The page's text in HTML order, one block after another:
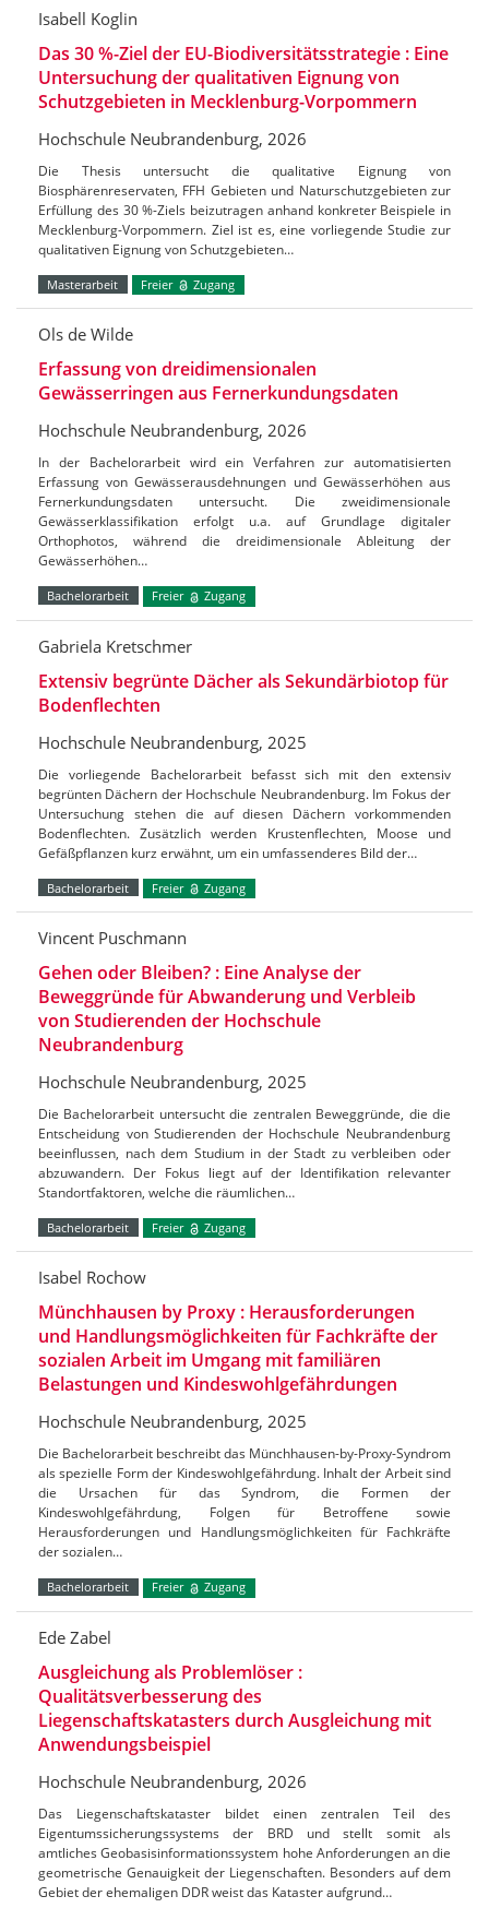
Isabell Koglin
Das 30 %-Ziel der EU-Biodiversitätsstrategie : Eine
Untersuchung der qualitativen Eignung von
Schutzgebieten in Mecklenburg-Vorpommern
Hochschule Neubrandenburg, 2026
Die Thesis untersucht die qualitative Eignung von
Biosphärenreservaten, FFH Gebieten und Naturschutzgebieten zur
Erfüllung des 30 %-Ziels beizutragen anhand konkreter Beispiele in
Mecklenburg-Vorpommern. Ziel ist es, eine vorliegende Studie zur
qualitativen Eignung von Schutzgebieten…
Masterarbeit Freier Zugang
Ols de Wilde
Erfassung von dreidimensionalen
Gewässerringen aus Fernerkundungsdaten
Hochschule Neubrandenburg, 2026
In der Bachelorarbeit wird ein Verfahren zur automatisierten
Erfassung von Gewässerausdehnungen und Gewässerhöhen aus
Fernerkundungsdaten untersucht. Die zweidimensionale
Gewässerklassifikation erfolgt u.a. auf Grundlage digitaler
Orthophotos, während die dreidimensionale Ableitung der
Gewässerhöhen…
Bachelorarbeit Freier Zugang
Gabriela Kretschmer
Extensiv begrünte Dächer als Sekundärbiotop für
Bodenflechten
Hochschule Neubrandenburg, 2025
Die vorliegende Bachelorarbeit befasst sich mit den extensiv
begrünten Dächern der Hochschule Neubrandenburg. Im Fokus der
Untersuchung stehen die auf diesen Dächern vorkommenden
Bodenflechten. Zusätzlich werden Krustenflechten, Moose und
Gefäßpflanzen kurz erwähnt, um ein umfassenderes Bild der…
Bachelorarbeit Freier Zugang
Vincent Puschmann
Gehen oder Bleiben? : Eine Analyse der
Beweggründe für Abwanderung und Verbleib
von Studierenden der Hochschule
Neubrandenburg
Hochschule Neubrandenburg, 2025
Die Bachelorarbeit untersucht die zentralen Beweggründe, die die
Entscheidung von Studierenden der Hochschule Neubrandenburg
beeinflussen, nach dem Studium in der Stadt zu verbleiben oder
abzuwandern. Der Fokus liegt auf der Identifikation relevanter
Standortfaktoren, welche die räumlichen…
Bachelorarbeit Freier Zugang
Isabel Rochow
Münchhausen by Proxy : Herausforderungen
und Handlungsmöglichkeiten für Fachkräfte der
sozialen Arbeit im Umgang mit familiären
Belastungen und Kindeswohlgefährdungen
Hochschule Neubrandenburg, 2025
Die Bachelorarbeit beschreibt das Münchhausen-by-Proxy-Syndrom
als spezielle Form der Kindeswohlgefährdung. Inhalt der Arbeit sind
die Ursachen für das Syndrom, die Formen der
Kindeswohlgefährdung, Folgen für Betroffene sowie
Herausforderungen und Handlungsmöglichkeiten für Fachkräfte
der sozialen…
Bachelorarbeit Freier Zugang
Ede Zabel
Ausgleichung als Problemlöser :
Qualitätsverbesserung des
Liegenschaftskatasters durch Ausgleichung mit
Anwendungsbeispiel
Hochschule Neubrandenburg, 2026
Das Liegenschaftskataster bildet einen zentralen Teil des
Eigentumssicherungssystems der BRD und stellt somit als
amtliches Geobasisinformationssystem hohe Anforderungen an die
geometrische Genauigkeit der Liegenschaften. Besonders auf dem
Gebiet der ehemaligen DDR weist das Kataster aufgrund…